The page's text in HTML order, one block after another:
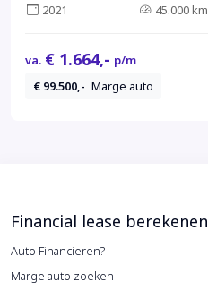
2021 45.000 km
va. € 1.664,- p/m
€ 99.500,- Marge auto
Financial lease berekenen
Auto Financieren?
Marge auto zoeken